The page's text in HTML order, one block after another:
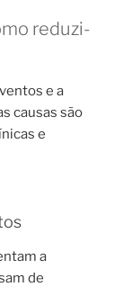
reduzi-
e a
causas são
e
a
de